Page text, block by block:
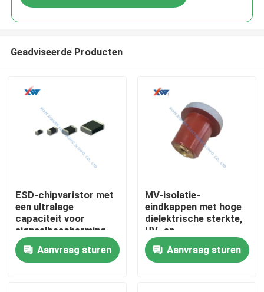
Huis
Producten
Geadviseerde Producten
ESD-chipvaristor met
een ultralage
capaciteit voor
signaalbescherming
op hoge snelheid en
bescherming van
automobielcircuits
Aanvraag sturen
MV-isolatie-
eindkappen met hoge
dielektrische sterkte,
UV- en
vochtbestendige voor
schakel- en
kabelcompartimenten
Aanvraag sturen